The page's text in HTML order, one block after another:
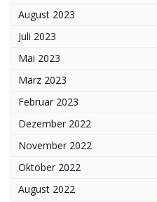
August 2023
Juli 2023
Mai 2023
März 2023
Februar 2023
Dezember 2022
November 2022
Oktober 2022
August 2022